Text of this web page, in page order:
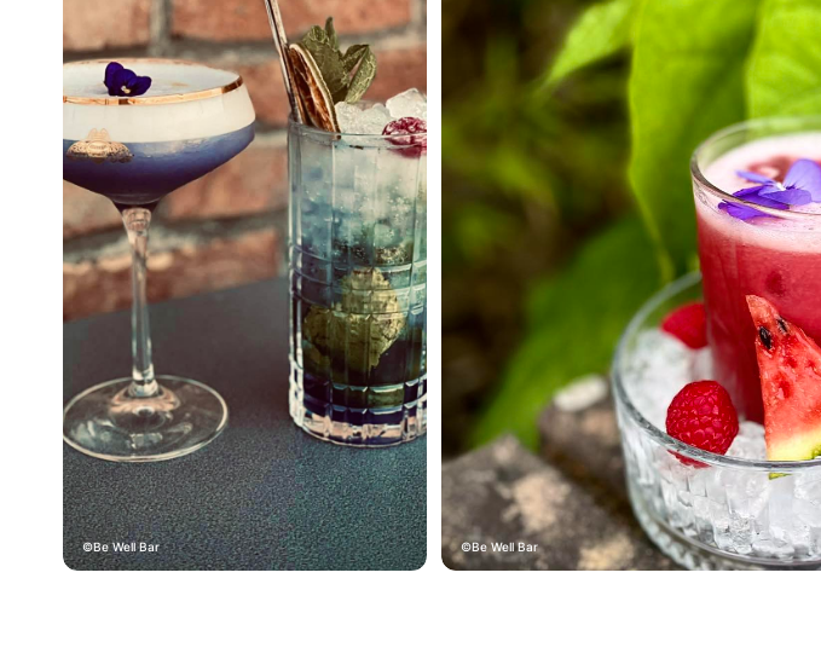
Be Well Bar Be Well Bar